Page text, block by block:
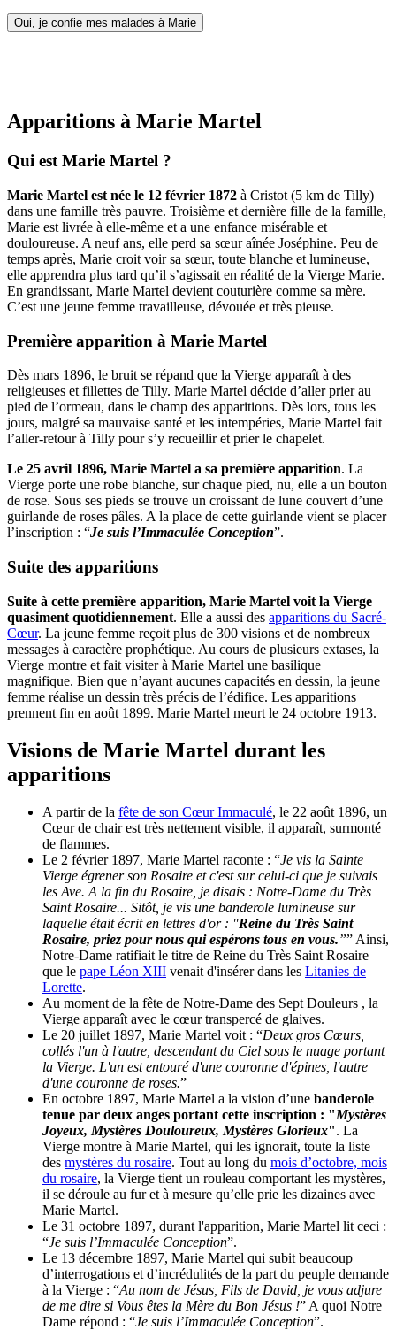
Oui, je confie mes malades à Marie
Apparitions à Marie Martel
Qui est Marie Martel ?
Marie Martel est née le 12 février 1872 à Cristot (5 km de Tilly)
dans une famille très pauvre. Troisième et dernière fille de la famille,
Marie est livrée à elle-même et a une enfance misérable et
douloureuse. A neuf ans, elle perd sa sœur aînée Joséphine. Peu de
temps après, Marie croit voir sa sœur, toute blanche et lumineuse,
elle apprendra plus tard qu’il s’agissait en réalité de la Vierge Marie.
En grandissant, Marie Martel devient couturière comme sa mère.
C’est une jeune femme travailleuse, dévouée et très pieuse.
Première apparition à Marie Martel
Dès mars 1896, le bruit se répand que la Vierge apparaît à des
religieuses et fillettes de Tilly. Marie Martel décide d’aller prier au
pied de l’ormeau, dans le champ des apparitions. Dès lors, tous les
jours, malgré sa mauvaise santé et les intempéries, Marie Martel fait
l’aller-retour à Tilly pour s’y recueillir et prier le chapelet.
Le 25 avril 1896, Marie Martel a sa première apparition. La
Vierge porte une robe blanche, sur chaque pied, nu, elle a un bouton
de rose. Sous ses pieds se trouve un croissant de lune couvert d’une
guirlande de roses pâles. A la place de cette guirlande vient se placer
l’inscription : “Je suis l’Immaculée Conception”.
Suite des apparitions
Suite à cette première apparition, Marie Martel voit la Vierge
quasiment quotidiennement. Elle a aussi des apparitions du Sacré-
Cœur. La jeune femme reçoit plus de 300 visions et de nombreux
messages à caractère prophétique. Au cours de plusieurs extases, la
Vierge montre et fait visiter à Marie Martel une basilique
magnifique. Bien que n’ayant aucunes capacités en dessin, la jeune
femme réalise un dessin très précis de l’édifice. Les apparitions
prennent fin en août 1899. Marie Martel meurt le 24 octobre 1913.
Visions de Marie Martel durant les
apparitions
A partir de la fête de son Cœur Immaculé, le 22 août 1896, un
Cœur de chair est très nettement visible, il apparaît, surmonté
de flammes.
Le 2 février 1897, Marie Martel raconte : “Je vis la Sainte
Vierge égrener son Rosaire et c'est sur celui-ci que je suivais
les Ave. A la fin du Rosaire, je disais : Notre-Dame du Très
Saint Rosaire... Sitôt, je vis une banderole lumineuse sur
laquelle était écrit en lettres d'or : "Reine du Très Saint
Rosaire, priez pour nous qui espérons tous en vous.”” Ainsi,
Notre-Dame ratifiait le titre de Reine du Très Saint Rosaire
que le pape Léon XIII venait d'insérer dans les Litanies de
Lorette.
Au moment de la fête de Notre-Dame des Sept Douleurs , la
Vierge apparaît avec le cœur transpercé de glaives.
Le 20 juillet 1897, Marie Martel voit : “Deux gros Cœurs,
collés l'un à l'autre, descendant du Ciel sous le nuage portant
la Vierge. L'un est entouré d'une couronne d'épines, l'autre
d'une couronne de roses.”
En octobre 1897, Marie Martel a la vision d’une banderole
tenue par deux anges portant cette inscription : "Mystères
Joyeux, Mystères Douloureux, Mystères Glorieux". La
Vierge montre à Marie Martel, qui les ignorait, toute la liste
des mystères du rosaire. Tout au long du mois d’octobre, mois
du rosaire, la Vierge tient un rouleau comportant les mystères,
il se déroule au fur et à mesure qu’elle prie les dizaines avec
Marie Martel.
Le 31 octobre 1897, durant l'apparition, Marie Martel lit ceci :
“Je suis l’Immaculée Conception”.
Le 13 décembre 1897, Marie Martel qui subit beaucoup
d’interrogations et d’incrédulités de la part du peuple demande
à la Vierge : “Au nom de Jésus, Fils de David, je vous adjure
de me dire si Vous êtes la Mère du Bon Jésus !” A quoi Notre
Dame répond : “Je suis l’Immaculée Conception”.